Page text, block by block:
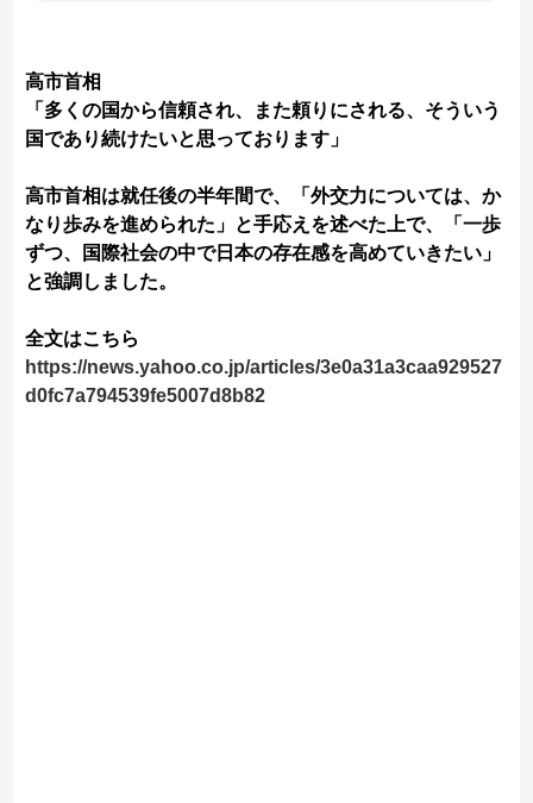
高市首相
「多くの国から信頼され、また頼りにされる、そういう
国であり続けたいと思っております」
高市首相は就任後の半年間で、「外交力については、か
なり歩みを進められた」と手応えを述べた上で、「一歩
ずつ、国際社会の中で日本の存在感を高めていきたい」
と強調しました。
全文はこちら
https://news.yahoo.co.jp/articles/3e0a31a3caa929527
d0fc7a794539fe5007d8b82